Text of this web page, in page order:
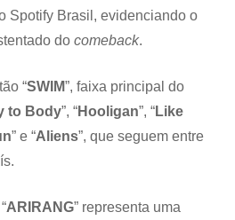
Spotify Brasil, evidenciando o
do comeback.
“SWIM”, faixa principal do
to Body”, “Hooligan”, “Like
” e “Aliens”, que seguem entre
ARIRANG” representa uma